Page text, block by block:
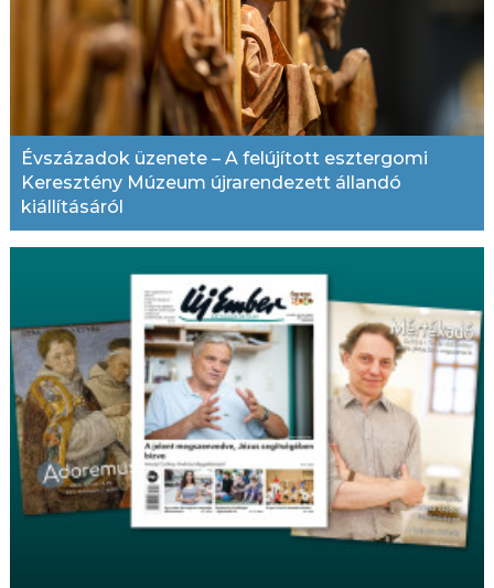
Évszázadok üzenete – A felújított esztergomi
Keresztény Múzeum újrarendezett állandó
kiállításáról